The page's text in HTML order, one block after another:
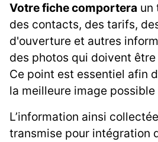
Votre fiche comportera un
des contacts, des tarifs,
d'ouverture et autres
des photos qui doivent
Ce point est essentiel afin
la meilleure image possible
L’information ainsi
transmise pour intégration